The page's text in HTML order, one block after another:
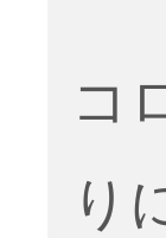
コ
り